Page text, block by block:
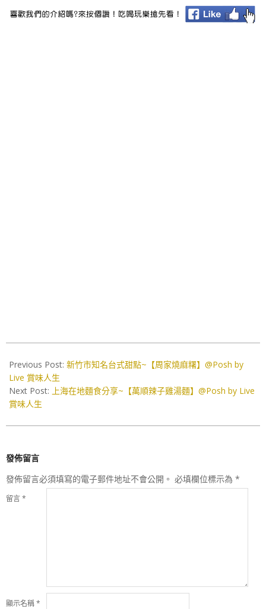
05-
23
Previous Post: 新竹市知名台式甜點~【周家燒麻糬】@Posh by
Live 賞味人生
Next Post: 上海在地麵食分享~【萬順辣子雞湯麵】@Posh by Live
賞味人生
發佈留言
發佈留言必須填寫的電子郵件地址不會公開。 必填欄位標示為 *
留言*
顯示名稱*